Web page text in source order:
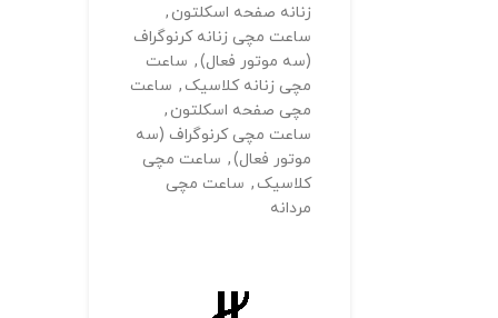
زنانه صفحه اسکلتون ,
ساعت مچی زنانه کرنوگراف
(سه موتور فعال), ساعت
مچی زنانه کلاسیک , ساعت
مچی صفحه اسکلتون ,
ساعت مچی کرنوگراف (سه
موتور فعال), ساعت مچی
کلاسیک , ساعت مچی
مردانه